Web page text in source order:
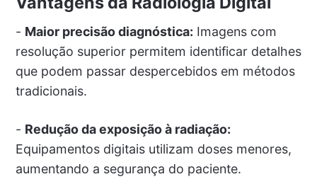
- Maior precisão diagnóstica: Imagens com
resolução superior permitem identificar detalhes
que podem passar despercebidos em métodos
tradicionais.
- Redução da exposição à radiação:
Equipamentos digitais utilizam doses menores,
aumentando a segurança do paciente.